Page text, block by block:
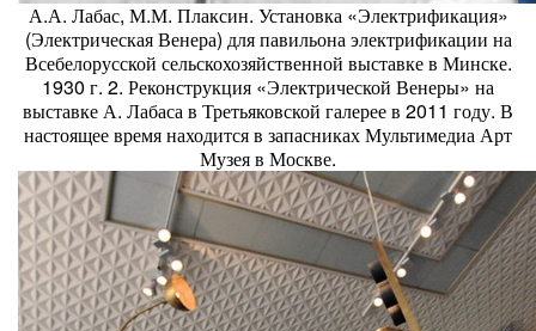
А.А. Лабас, М.М. Плаксин. Установка «Электрификация»
(Электрическая Венера) для павильона электрификации на
Всебелорусской сельскохозяйственной выставке в Минске.
1930 г. 2. Реконструкция «Электрической Венеры» на
выставке А. Лабаса в Третьяковской галерее в 2011 году. В
настоящее время находится в запасниках Мультимедиа Арт
Музея в Москве.